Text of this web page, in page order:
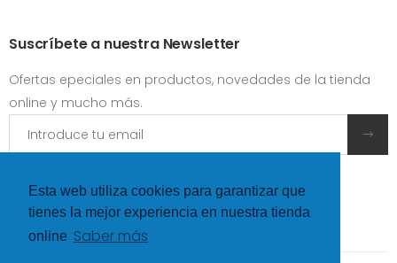
Esta web utiliza cookies para garantizar que
tienes la mejor experiencia en nuestra tienda
online Saber más
Suscríbete a nuestra Newsletter
Ofertas epeciales en productos, novedades de la tienda
online y mucho más.